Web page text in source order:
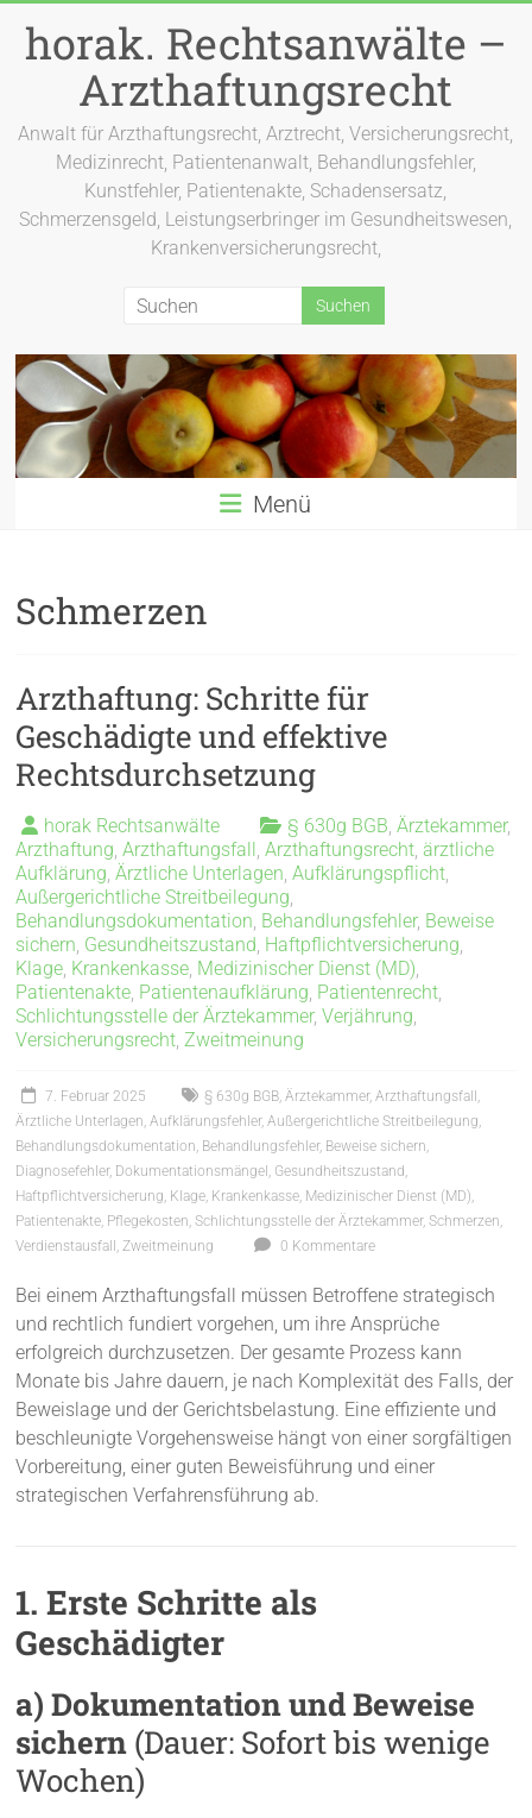
Inhalt
springen
horak. Rechtsanwälte –
Arzthaftungsrecht
Anwalt für Arzthaftungsrecht, Arztrecht, Versicherungsrecht,
Medizinrecht, Patientenanwalt, Behandlungsfehler,
Kunstfehler, Patientenakte, Schadensersatz,
Schmerzensgeld, Leistungserbringer im Gesundheitswesen,
Krankenversicherungsrecht,
Menü
Schmerzen
Arzthaftung: Schritte für
Geschädigte und effektive
Rechtsdurchsetzung
horak Rechtsanwälte § 630g BGB ,Ärztekammer,
Arzthaftung ,Arzthaftungsfall ,Arzthaftungsrecht ,ärztliche
Aufklärung ,Ärztliche Unterlagen ,Aufklärungspflicht
Außergerichtliche Streitbeilegung
Behandlungsdokumentation Behandlungsfehler, Beweise
sichern Gesundheitszustand Haftpflichtversicherung
Klage Krankenkasse Medizinischer Dienst (MD)
Patientenakte Patientenaufklärung Patientenrecht
Schlichtungsstelle der Ärztekammer,Verjährung
Versicherungsrecht Zweitmeinung
7. Februar 2025 § 630g BGB ,Ärztekammer,Arzthaftungsfall
Ärztliche Unterlagen ,Aufklärungsfehler,Außergerichtliche Streitbeilegung
Behandlungsdokumentation Behandlungsfehler, Beweise sichern
Diagnosefehler, Dokumentationsmängel Gesundheitszustand
Haftpflichtversicherung Klage Krankenkasse Medizinischer Dienst (MD)
Patientenakte Pflegekosten ,Schlichtungsstelle der Ärztekammer,Schmerzen
Verdienstausfall Zweitmeinung 0 Kommentare
Bei einem Arzthaftungsfall müssen Betroffene strategisch
und rechtlich fundiert vorgehen, um ihre Ansprüche
erfolgreich durchzusetzen. Der gesamte Prozess kann
Monate bis Jahre dauern, je nach Komplexität des Falls, der
Beweislage und der Gerichtsbelastung. Eine effiziente und
beschleunigte Vorgehensweise hängt von einer sorgfältigen
Vorbereitung, einer guten Beweisführung und einer
strategischen Verfahrensführung ab.
1. Erste Schritte als
Geschädigter
a) Dokumentation und Beweise
sichern (Dauer: Sofort bis wenige
Wochen)